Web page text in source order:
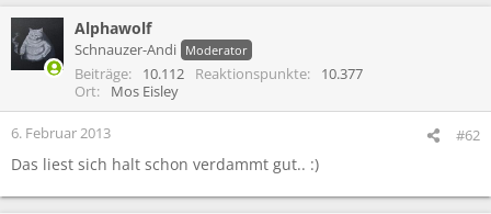
t
i
n
:
Alphawolf
Schnauzer-Andi Moderator
Beiträge 10.112 Reaktionspunkte
10.377
Ort
Mos Eisley
6. Februar 2013 #62
Das liest sich halt schon verdammt gut.. :)